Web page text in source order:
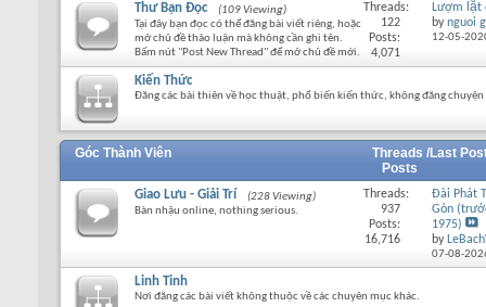
Thư Bạn Đọc
(109 Viewing)
Tại đây bạn đọc có thể đăng bài viết riêng, hoặc
mở chủ đề thảo luận mà không cần ghi tên.
Bấm nút "Post New Thread" để mở chủ đề mới.
Threads:
122
Posts:
4,071
Lượm lặt
bynguoi
12-05-
Kiến Thức
Đăng các bài thiên về học thuật, phổ biến kiến thức, không đăng
Góc Thành Viên
Threads /
Posts
Last
Giao Lưu - Giải Trí
(228 Viewing)
Bàn nhậu online, nothing serious.
Threads:
937
Posts:
16,716
Đài Phát
Gòn
1975)
by
07-08-
Linh Tinh
Nơi đăng các bài viết không thuộc về các chuyên mục khác.